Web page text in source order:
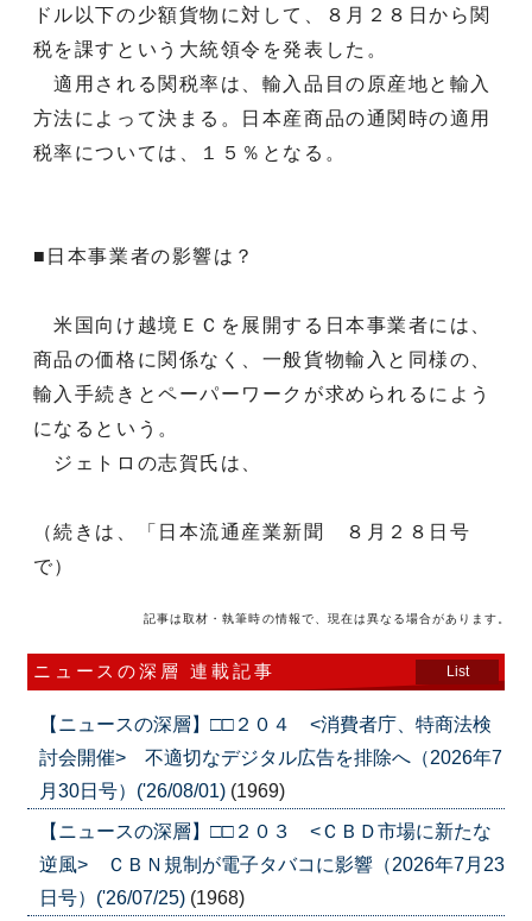
ドル以下の少額貨物に対して、８月２８日から関
税を課すという大統領令を発表した。
適用される関税率は、輸入品目の原産地と輸入
方法によって決まる。日本産商品の通関時の適用
税率については、１５％となる。
■日本事業者の影響は？
米国向け越境ＥＣを展開する日本事業者には、
商品の価格に関係なく、一般貨物輸入と同様の、
輸入手続きとペーパーワークが求められるによう
になるという。
ジェトロの志賀氏は、
（続きは、「日本流通産業新聞 ８月２８日号
で）
記事は取材・執筆時の情報で、現在は異なる場合があります。
ニュースの深層 連載記事 List
【ニュースの深層】□□２０４ <消費者庁、特商法検
討会開催> 不適切なデジタル広告を排除へ（2026年7
月30日号）('26/08/01) (1969)
【ニュースの深層】□□２０３ <ＣＢＤ市場に新たな
逆風> ＣＢＮ規制が電子タバコに影響（2026年7月23
日号）('26/07/25) (1968)